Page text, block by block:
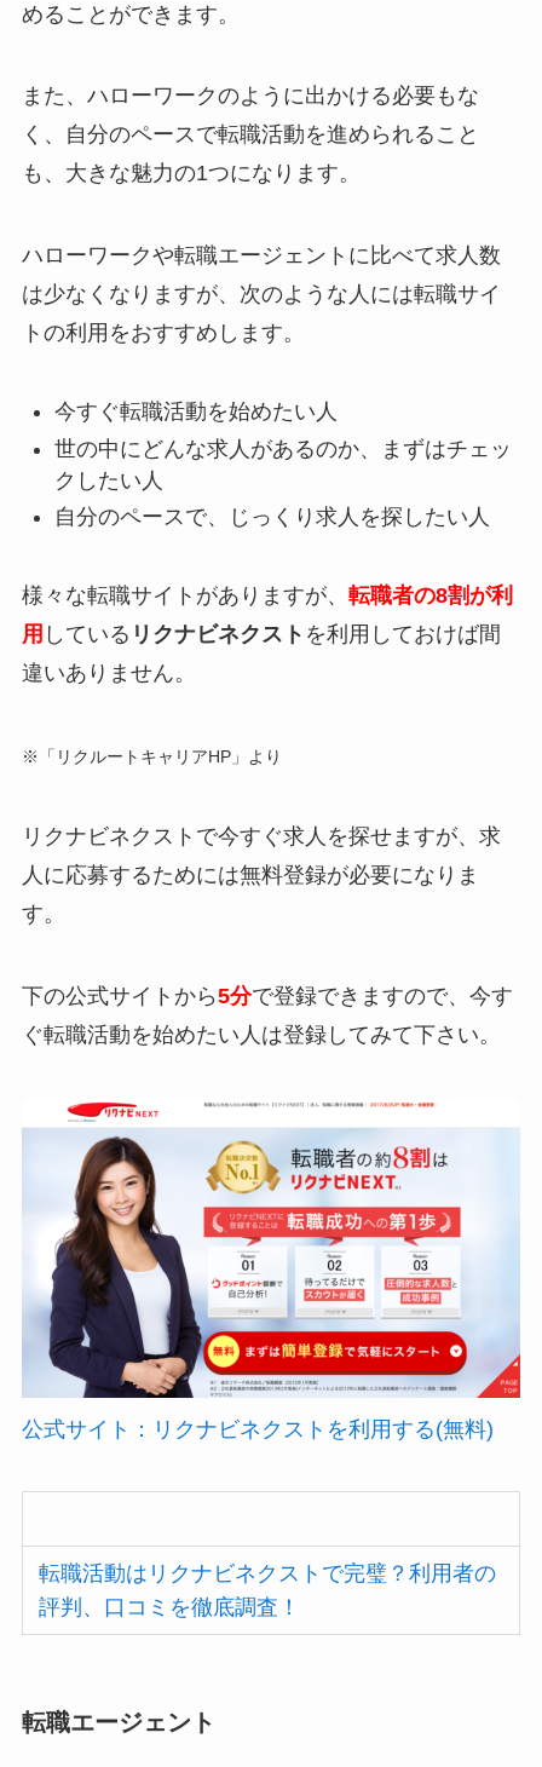
めることができます。
また、ハローワークのように出かける必要もな
く、自分のペースで転職活動を進められること
も、大きな魅力の1つになります。
ハローワークや転職エージェントに比べて求人数
は少なくなりますが、次のような人には転職サイ
トの利用をおすすめします。
今すぐ転職活動を始めたい人
世の中にどんな求人があるのか、まずはチェッ
クしたい人
自分のペースで、じっくり求人を探したい人
様々な転職サイトがありますが、 転職者の8割が利
用 している リクナビネクスト を利用しておけば間
違いありません。
※「リクルートキャリアHP」より
リクナビネクストで今すぐ求人を探せますが、求
人に応募するためには無料登録が必要になりま
す。
下の公式サイトから5分で登録できますので、今す
ぐ転職活動を始めたい人は登録してみて下さい。
公式サイト：リクナビネクストを利用する(無料)
転職活動はリクナビネクストで完璧？利用者の
評判、口コミを徹底調査！
転職エージェント